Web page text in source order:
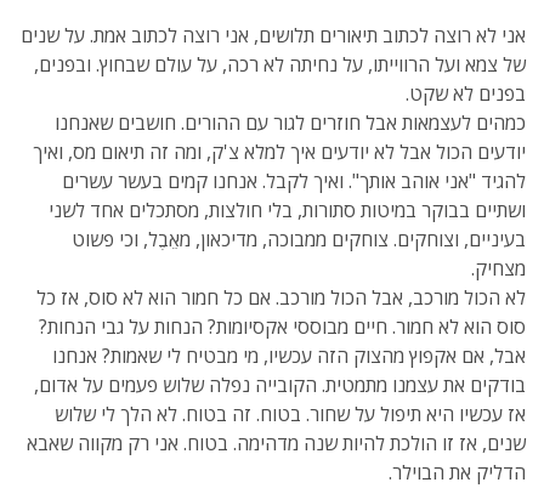
אני לא רוצה לכתוב תיאורים תלושים, אני רוצה לכתוב אמת. על שנים
של צמא ועל הרווייתו, על נחיתה לא רכה, על עולם שבחוץ. ובפנים,
בפנים לא שקט.
כמהים לעצמאות אבל חוזרים לגור עם ההורים. חושבים שאנחנו
יודעים הכול אבל לא יודעים איך למלא צ'ק, ומה זה תיאום מס, ואיך
להגיד "אני אוהב אותך". ואיך לקבל. אנחנו קמים בעשר עשרים
ושתיים בבוקר במיטות סתורות, בלי חולצות, מסתכלים אחד לשני
בעיניים, וצוחקים. צוחקים ממבוכה, מדיכאון, מאֵבֶל, וכי פשוט
מצחיק.
לא הכול מורכב, אבל הכול מורכב. אם כל חמור הוא לא סוס, אז כל
סוס הוא לא חמור. חיים מבוססי אקסיומות? הנחות על גבי הנחות?
אבל, אם אקפוץ מהצוק הזה עכשיו, מי מבטיח לי שאמות? אנחנו
בודקים את עצמנו מתמטית. הקובייה נפלה שלוש פעמים על אדום,
אז עכשיו היא תיפול על שחור. בטוח. זה בטוח. לא הלך לי שלוש
שנים, אז זו הולכת להיות שנה מדהימה. בטוח. אני רק מקווה שאבא
הדליק את הבוילר.